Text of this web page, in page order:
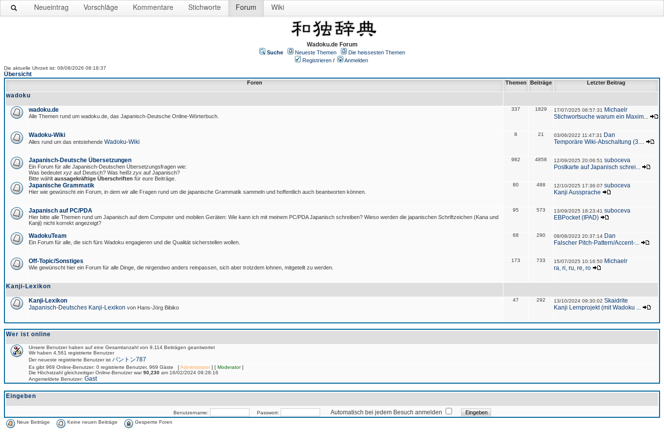
Neueintrag Vorschläge Kommentare Stichworte Forum Wiki
Wadoku.de Forum
Suche Neueste Themen
Die heissesten Themen
Registrieren / Anmelden
Die aktuelle Uhrzeit ist: 08/08/2026 08:18:37
Übersicht
Foren Themen Beiträge Letzter Beitrag
wadoku
wadoku.de
Alle Themen rund um wadoku.de, das Japanisch-Deutsche Online-Wörterbuch.
337 1829 17/07/2025 08:57:31
Michaelr
Stichwortsuche warum ein Maxim...
Wadoku-Wiki
Alles rund um das entstehende Wadoku-Wiki
8 21 03/06/2022 11:47:31
Dan
Temporäre Wiki-Abschaltung (3....
Japanisch-Deutsche Übersetzungen
Ein Forum für alle Japanisch-Deutschen Übersetzungsfragen wie:
Was bedeutet xyz auf Deutsch? Was heißt zyx auf Japanisch?
Bitte wählt aussagekräftige Überschriften für eure Beiträge.
982 4858 12/09/2025 20:06:51 suboceva
Postkarte auf Japanisch schrei...
Japanische Grammatik
Hier wie gewünscht ein Forum, in dem wir alle Fragen rund um die japanische Grammatik sammeln und hoffentlich auch beantworten können.
80 488 12/10/2025 17:36:07 suboceva
Kanji Aussprache
Japanisch auf PC/PDA
Hier bitte alle Themen rund um Japanisch auf dem Computer und mobilen Geräten: Wie kann ich mit meinem PC/PDA Japanisch schreiben? Wieso werden die japanischen Schriftzeichen (Kana und
Kanji) nicht korrekt angezeigt?
95 573 13/09/2025 18:23:41 suboceva
EBPocket (IPAD)
WadokuTeam
Ein Forum für alle, die sich fürs Wadoku engagieren und die Qualität sicherstellen wollen.
68 290 08/08/2023 20:37:14 Dan
Falscher Pitch-Pattern/Accent-...
Off-Topic/Sonstiges
Wie gewünscht hier ein Forum für alle Dinge, die nirgendwo anders reinpassen, sich aber trotzdem lohnen, mitgeteilt zu werden.
173 733 15/07/2025 10:16:50 Michaelr
ra, ri, ru, re, ro
Kanji-Lexikon
Kanji-Lexikon
Japanisch-Deutsches Kanji-Lexikon von Hans-Jörg Bibiko
47 292 13/10/2024 09:30:02 Skaidrite
Kanji Lernprojekt (mit Wadoku ...
Wer ist online
Unsere Benutzer haben auf eine Gesamtanzahl von 9,114 Beiträgen geantwortet
Wir haben 4,561 registrierte Benutzer
Der neueste registrierte Benutzer ist パントン787
Es gibt 969 Online-Benutzer: 0 registrierte Benutzer, 969 Gäste [Administrator] [ Moderator]
Die Höchstzahl gleichzeitiger Online-Benutzer war90,230 am 16/02/2024 09:28:16
Angemeldete Benutzer: Gast
Eingeben
Benutzername: Passwort: Automatisch bei jedem Besuch anmelden
Neue Beiträge Keine neuen Beiträge Gesperrte Foren